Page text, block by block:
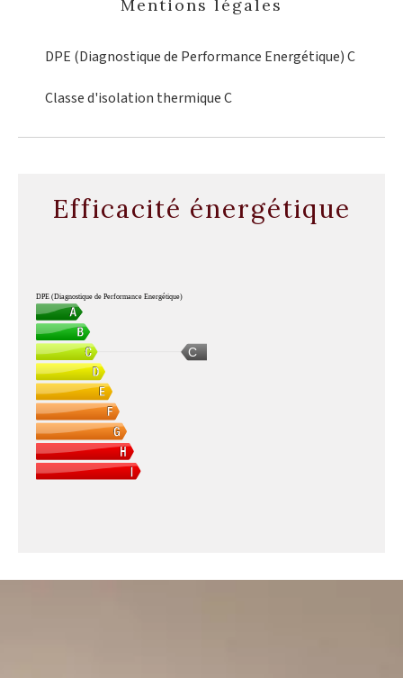
Mentions légales
DPE (Diagnostique de Performance Energétique)C
Classe d'isolation thermiqueC
Efficacité énergétique
C
DPE (Diagnostique de Performance Energétique)